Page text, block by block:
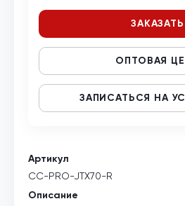
Артикул
CC-PRO-JTХ70-R
Описание
ЗАКАЗАТЬ
ОПТОВАЯ
ЗАПИСАТЬСЯ НА